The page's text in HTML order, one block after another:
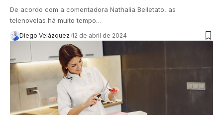
De acordo com a comentadora Nathalia Belletato, as
telenovelas há muito tempo…
Diego Velázquez 12 de abril de 2024